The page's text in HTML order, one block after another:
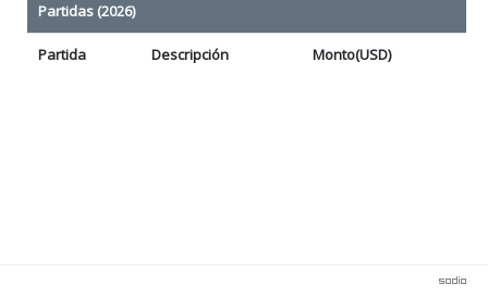
Partidas (2026)
Partida Descripción Monto(USD)